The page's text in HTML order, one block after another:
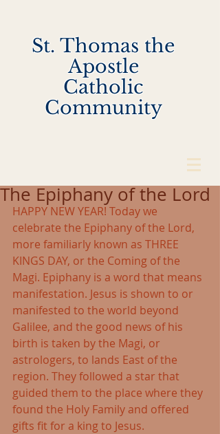
St. Thomas the
Apostle
Catholic
Community
The Epiphany of the Lord
HAPPY NEW YEAR! Today we
celebrate the Epiphany of the Lord,
more familiarly known as THREE
KINGS DAY, or the Coming of the
Magi. Epiphany is a word that means
manifestation. Jesus is shown to or
manifested to the world beyond
Galilee, and the good news of his
birth is taken by the Magi, or
astrologers, to lands East of the
region. They followed a star that
guided them to the place where they
found the Holy Family and offered
gifts fit for a king to Jesus.